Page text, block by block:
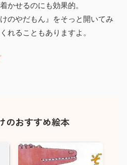
かせるのにも効果的。
のやだもん』をそっと開いてみ
れることもありますよ。
のおすすめ絵本